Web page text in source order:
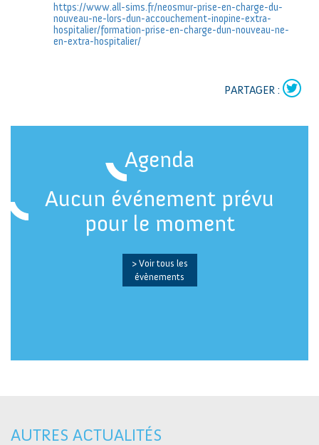
https://www.all-sims.fr/neosmur-prise-en-charge-du-
nouveau-ne-lors-dun-accouchement-inopine-extra-
hospitalier/formation-prise-en-charge-dun-nouveau-ne-
en-extra-hospitalier/
PARTAGER :
Agenda
Aucun événement prévu
pour le moment
> Voir tous les
évènements
AUTRES ACTUALITÉS